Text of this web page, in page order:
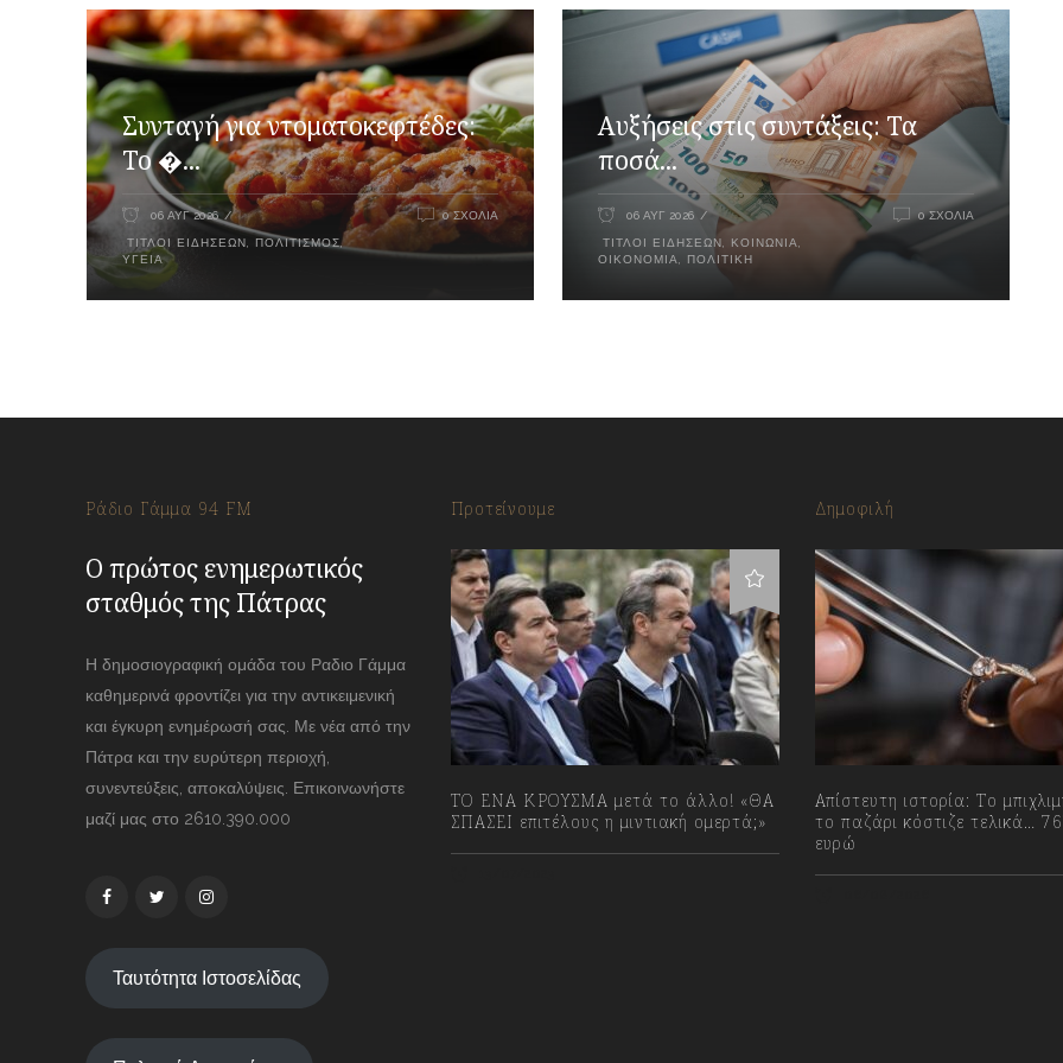
Συνταγή για ντοματοκεφτέδες:
Το �...
06 ΑΥΓ 2026
ΤΊΤΛΟΙ ΕΙΔΉΣΕΩΝ ΠΟΛΙΤΙΣΜΌΣ,
ΥΓΕΊΑ
0 ΣΧΌΛΙΑ
Αυξήσεις στις συντάξεις: Τα
ποσά...
06 ΑΥΓ 2026
ΤΊΤΛΟΙ ΕΙΔΉΣΕΩΝ ΚΟΙΝΩΝΊΑ
ΟΙΚΟΝΟΜΊΑ
ΠΟΛΙΤΙΚΉ
0 ΣΧΌΛΙΑ
Ράδιο Γάμμα 94 FM
Ο πρώτος ενημερωτικός
σταθμός της Πάτρας
Η δημοσιογραφική ομάδα του Ραδιο Γάμμα
καθημερινά φροντίζει για την αντικειμενική
και έγκυρη ενημέρωσή σας. Με νέα από την
Πάτρα και την ευρύτερη περιοχή,
συνεντεύξεις, αποκαλύψεις. Επικοινωνήστε
μαζί μας στο 2610.390.000
Ταυτότητα Ιστοσελίδας
Προτείνουμε
ΤΟ ΕΝΑ ΚΡΟΥΣΜΑ μετά το άλλο! «ΘΑ
ΣΠΑΣΕΙ επιτέλους η μιντιακή ομερτά;»
Δημοφιλή
Απίστευτη ιστορία: Το
το παζάρι κόστιζε τελικά…
ευρώ